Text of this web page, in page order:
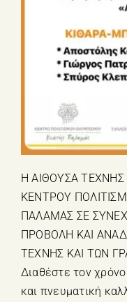
H ΑΙΘΟΥΣΑ ΤΕΧΝΗΣ
ΚΕΝΤΡΟΥ
ΠΑΛΑΜΑΣ ΣΕ
ΠΡΟΒΟΛΗ ΚΑΙ
ΤΕΧΝΗΣ ΚΑΙ ΤΩΝ
Διαθέστε τον
και πνευματική